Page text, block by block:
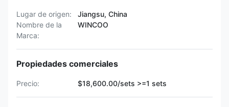
Lugar de origen:
Jiangsu, China
Nombre de la
Marca:
WINCOO
Propiedades comerciales
Precio: $18,600.00/sets >=1 sets